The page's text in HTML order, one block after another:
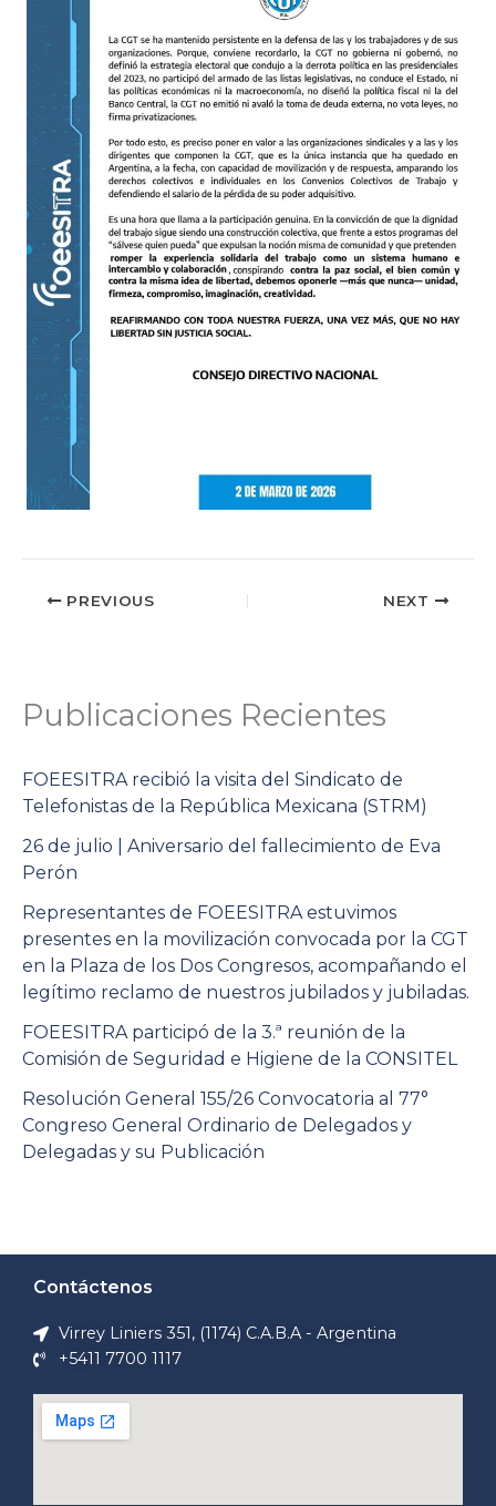
PREVIOUS NEXT
Publicaciones Recientes
FOEESITRA recibió la visita del Sindicato de
Telefonistas de la República Mexicana (STRM)
26 de julio | Aniversario del fallecimiento de Eva
Perón
Representantes de FOEESITRA estuvimos
presentes en la movilización convocada por la CGT
en la Plaza de los Dos Congresos, acompañando el
legítimo reclamo de nuestros jubilados y jubiladas.
FOEESITRA participó de la 3.ª reunión de la
Comisión de Seguridad e Higiene de la CONSITEL
Resolución General 155/26 Convocatoria al 77°
Congreso General Ordinario de Delegados y
Delegadas y su Publicación
Contáctenos
Virrey Liniers 351, (1174) C.A.B.A - Argentina
+5411 7700 1117